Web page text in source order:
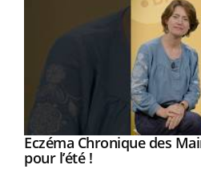
Youtube
Eczéma Chronique des
pour l’été !Youtube